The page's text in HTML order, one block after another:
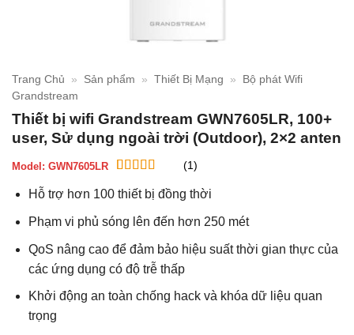
Trang Chủ » Sản phẩm » Thiết Bị Mạng »
Bộ phát Wifi
Grandstream
Thiết bị wifi Grandstream GWN7605LR, 100+
user, Sử dụng ngoài trời (Outdoor), 2×2 anten
Model: GWN7605LR
trênđánh
(1)
Hỗ trợ hơn 100 thiết bị đồng thời
Phạm vi phủ sóng lên đến hơn 250 mét
QoS nâng cao để đảm bảo hiệu suất thời gian thực của
các ứng dụng có độ trễ thấp
Khởi động an toàn chống hack và khóa dữ liệu quan
trọng